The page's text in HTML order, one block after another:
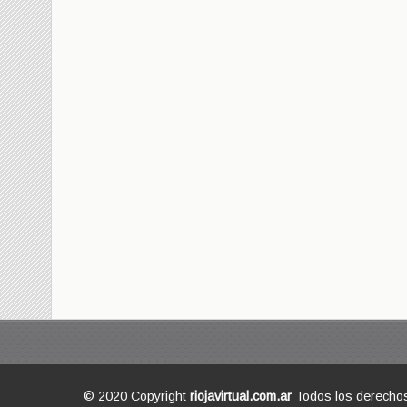
© 2020 Copyright riojavirtual.com.ar Todos los